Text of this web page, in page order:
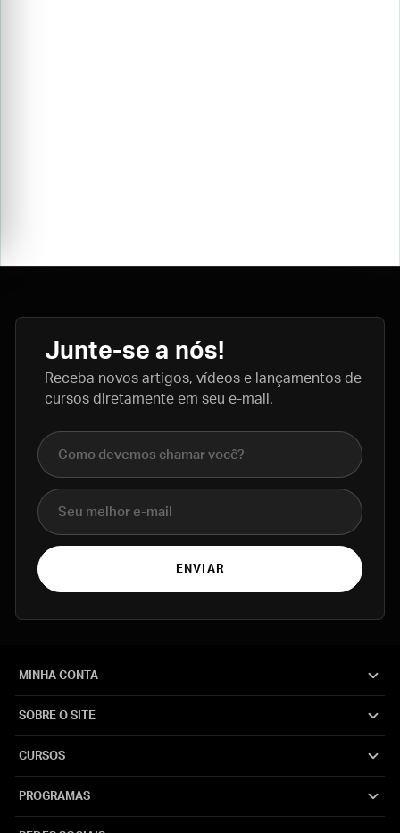
Junte-se a nós!
Receba novos artigos, vídeos e lançamentos de
cursos diretamente em seu e-mail.
Nome completo
E-mail
ENVIAR
MINHA CONTA
SOBRE O SITE
CURSOS
PROGRAMAS